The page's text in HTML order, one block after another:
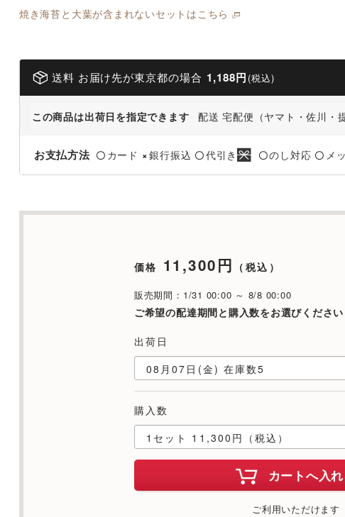
焼き海苔と大葉が含まれないセットはこちら
送料 お届け先が東京都の場合 1,188円 (税込)
この商品は出荷日を指定できます 配送 宅配便（ヤマト・佐川・
お支払方法 〇 カード × 銀行振込 〇代引き 〇のし対応 〇 メ
価格 11,300円 （税込）
販売期間：1/31 00:00 ～ 8/8 00:00
ご希望の配達期間と購入数をお選びください
出荷日
購入数
カートへ入
ご利用いただけます